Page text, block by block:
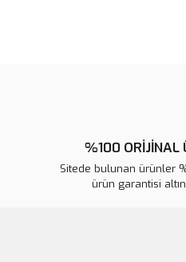
%100 ORİJİNAL
Sitede bulunan ürünler
ürün garantisi